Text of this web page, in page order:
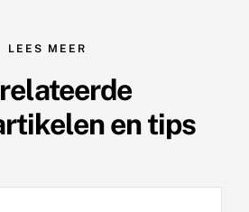
LEES MEER
en tips